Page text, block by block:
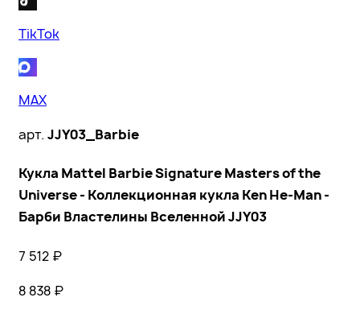
TikTok
MAX
арт. JJY03_Barbie
Кукла Mattel Barbie Signature Masters of the
Universe - Коллекционная кукла Ken He-Man -
Барби Властелины Вселенной JJY03
7 512 ₽
8 838 ₽